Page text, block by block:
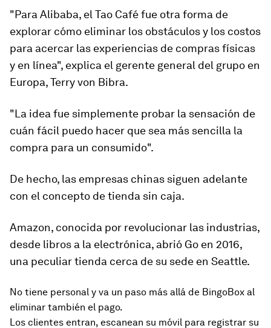
"Para Alibaba, el Tao Café fue otra forma de
explorar cómo eliminar los obstáculos y los costos
para acercar las experiencias de compras físicas
y en línea", explica el gerente general del grupo en
Europa, Terry von Bibra.
"La idea fue simplemente probar la sensación de
cuán fácil puedo hacer que sea más sencilla la
compra para un consumido".
De hecho, las empresas chinas siguen adelante
con el concepto de tienda sin caja.
Amazon, conocida por revolucionar las industrias,
desde libros a la electrónica, abrió Go en 2016,
una peculiar tienda cerca de su sede en Seattle.
No tiene personal y va un paso más allá de BingoBox al
eliminar también el pago.
Los clientes entran, escanean su móvil para registrar su